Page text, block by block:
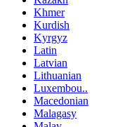
Khmer
Kurdish
Kyrgyz
Latin
Latvian
Lithuanian
Luxembou..
Macedonian
Malagasy